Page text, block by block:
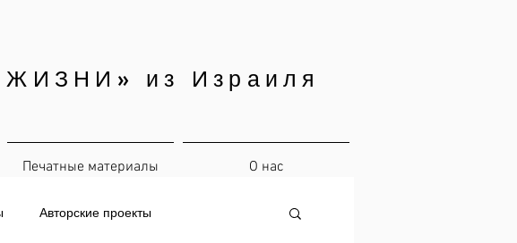
из Израиля
Печатные материалы О нас
Авторские проекты